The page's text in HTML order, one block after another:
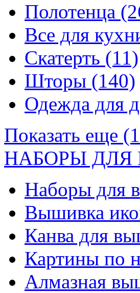
Полотенца
Все для
Скатерть (11)
Шторы (140)
Одежда для
Показать еще
НАБОРЫ ДЛЯ
Наборы для
Вышивка
Канва для
Картины по
Алмазная